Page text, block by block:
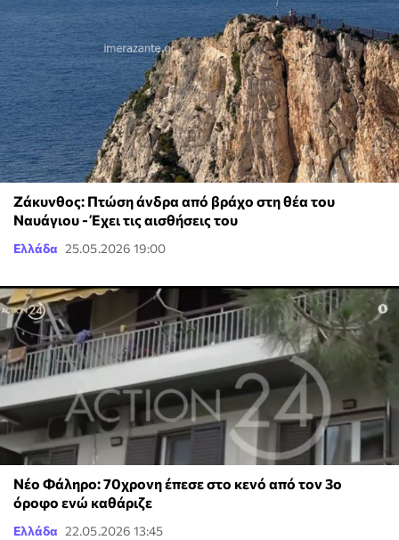
Ζάκυνθος: Πτώση άνδρα από βράχο στη θέα του
Ναυάγιου - Έχει τις αισθήσεις του
Ελλάδα 25.05.2026 19:00
Νέο Φάληρο: 70χρονη έπεσε στο κενό από τον 3ο
όροφο ενώ καθάριζε
Ελλάδα 22.05.2026 13:45